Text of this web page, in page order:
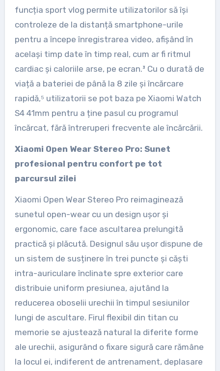
funcția sport vlog permite utilizatorilor să își
controleze de la distanță smartphone-urile
pentru a începe înregistrarea video, afișând în
același timp date în timp real, cum ar fi ritmul
cardiac și caloriile arse, pe ecran.³ Cu o durată de
viață a bateriei de până la 8 zile și încărcare
rapidă,⁵ utilizatorii se pot baza pe Xiaomi Watch
S4 41mm pentru a ține pasul cu programul
încărcat, fără întreruperi frecvente ale încărcării.
Xiaomi Open Wear Stereo Pro: Sunet
profesional pentru confort pe tot
parcursul zilei
Xiaomi Open Wear Stereo Pro reimaginează
sunetul open-wear cu un design ușor și
ergonomic, care face ascultarea prelungită
practică și plăcută. Designul său ușor dispune de
un sistem de susținere în trei puncte și căști
intra-auriculare înclinate spre exterior care
distribuie uniform presiunea, ajutând la
reducerea oboselii urechii în timpul sesiunilor
lungi de ascultare. Firul flexibil din titan cu
memorie se ajustează natural la diferite forme
ale urechii, asigurând o fixare sigură care rămâne
la locul ei, indiferent de antrenament, deplasare